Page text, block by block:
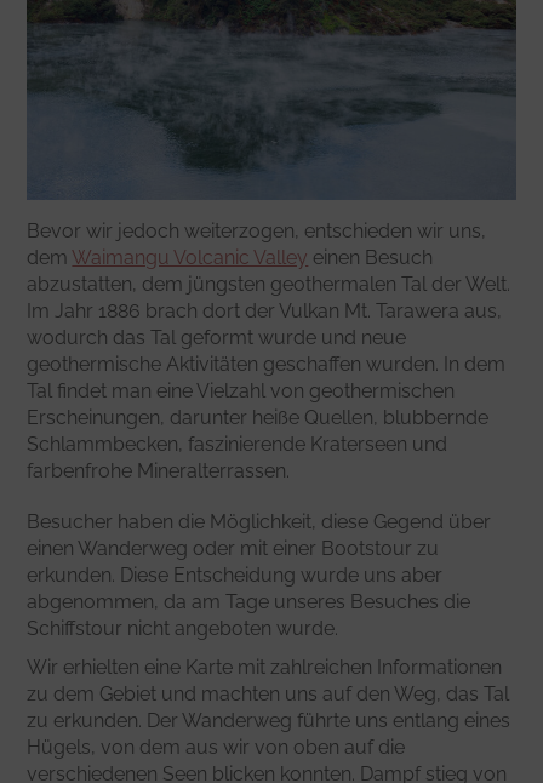
Bevor wir jedoch weiterzogen, entschieden wir uns,
demWaimangu Volcanic Valley einen Besuch
abzustatten, dem jüngsten geothermalen Tal der Welt.
Im Jahr 1886 brach dort der Vulkan Mt. Tarawera aus,
wodurch das Tal geformt wurde und neue
geothermische Aktivitäten geschaffen wurden. In dem
Tal findet man eine Vielzahl von geothermischen
Erscheinungen, darunter heiße Quellen, blubbernde
Schlammbecken, faszinierende Kraterseen und
farbenfrohe Mineralterrassen.
Besucher haben die Möglichkeit, diese Gegend über
einen Wanderweg oder mit einer Bootstour zu
erkunden. Diese Entscheidung wurde uns aber
abgenommen, da am Tage unseres Besuches die
Schiffstour nicht angeboten wurde.
Wir erhielten eine Karte mit zahlreichen Informationen
zu dem Gebiet und machten uns auf den Weg, das Tal
zu erkunden. Der Wanderweg führte uns entlang eines
Hügels, von dem aus wir von oben auf die
verschiedenen Seen blicken konnten. Dampf stieg von